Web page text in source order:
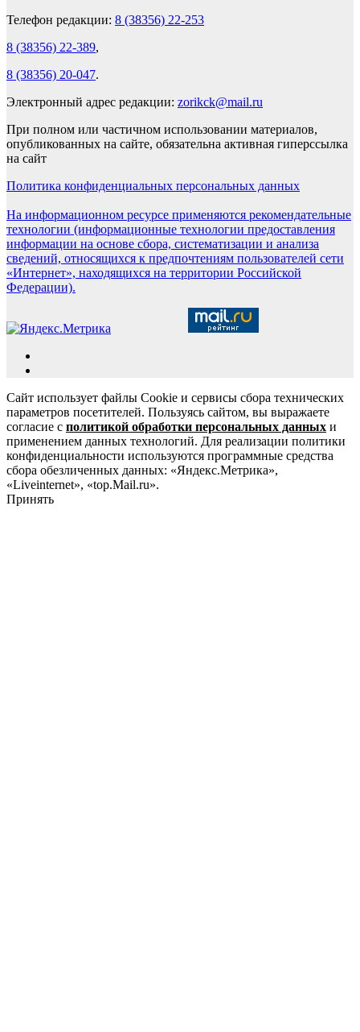
Телефон редакции: 8 (38356) 22-253
8 (38356) 22-389,
8 (38356) 20-047.
Электронный адрес редакции: zorikck@mail.ru
При полном или частичном использовании материалов,
опубликованных на сайте, обязательна активная гиперссылка
на сайт
Политика конфиденциальных персональных данных
На информационном ресурсе применяются рекомендательные
технологии (информационные технологии предоставления
информации на основе сбора, систематизации и анализа
сведений, относящихся к предпочтениям пользователей сети
«Интернет», находящихся на территории Российской
Федерации).
Сайт использует файлы Cookie и сервисы сбора технических
параметров посетителей. Пользуясь сайтом, вы выражаете
согласие с политикой обработки персональных данных и
применением данных технологий. Для реализации политики
конфиденциальности используются программные средства
сбора обезличенных данных: «Яндекс.Метрика»,
«Liveinternet», «top.Mail.ru».
Принять